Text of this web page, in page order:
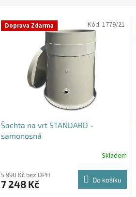
Doprava Zdarma
Šachta na vrt STANDARD -
samonosná
produktu
je
Skladem
5 990 Kč bez DPH
7 248 Kč Do košíku
Kód: 1779/21-